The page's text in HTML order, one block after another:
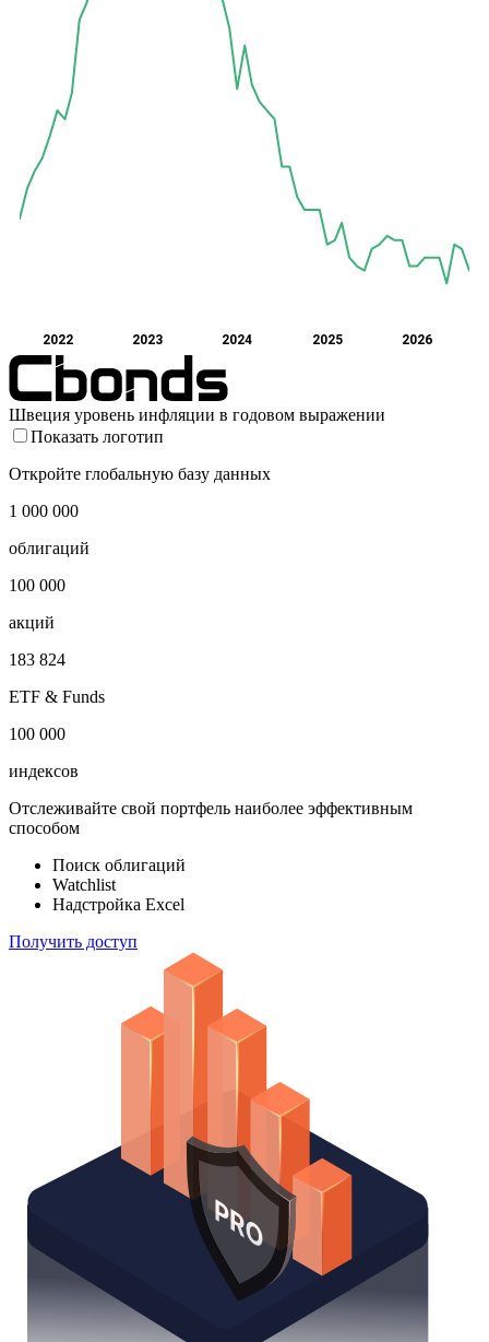
2022 2023 2024 2025 2026
Швеция уровень инфляции в годовом выражении
Показать логотип
Откройте глобальную базу данных
1 000 000
облигаций
100 000
акций
183 824
ETF & Funds
100 000
индексов
Отслеживайте свой портфель наиболее эффективным
способом
Поиск облигаций
Watchlist
Надстройка Excel
Получить доступ